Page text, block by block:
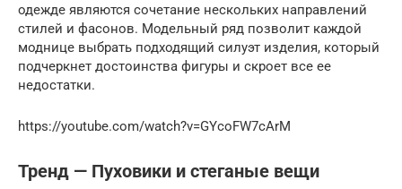
одежде являются сочетание нескольких направлений
стилей и фасонов. Модельный ряд позволит каждой
моднице выбрать подходящий силуэт изделия, который
подчеркнет достоинства фигуры и скроет все ее
недостатки.
https://youtube.com/watch?v=GYcoFW7cArM
Тренд — Пуховики и стеганые вещи